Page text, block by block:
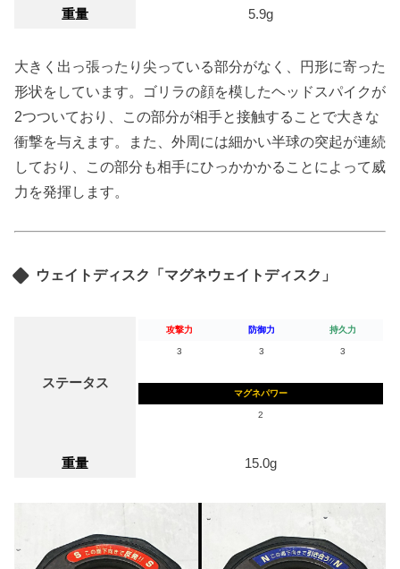
重量 5.9g
大きく出っ張ったり尖っている部分がなく、円形に寄った
形状をしています。ゴリラの顔を模したヘッドスパイクが
2つついており、この部分が相手と接触することで大きな
衝撃を与えます。また、外周には細かい半球の突起が連続
しており、この部分も相手にひっかかかることによって威
力を発揮します。
ウェイトディスク「マグネウェイトディスク」
ステータス
攻撃力 防御力 持久力
3 3 3
マグネパワー
2
重量 15.0g